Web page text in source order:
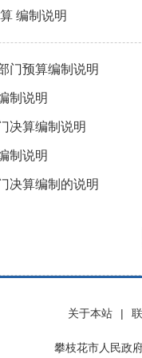
编制说明
门预算编制说明
制说明
决算编制说明
制说明
决算编制的说明
关于本站 |
攀枝花市人民政